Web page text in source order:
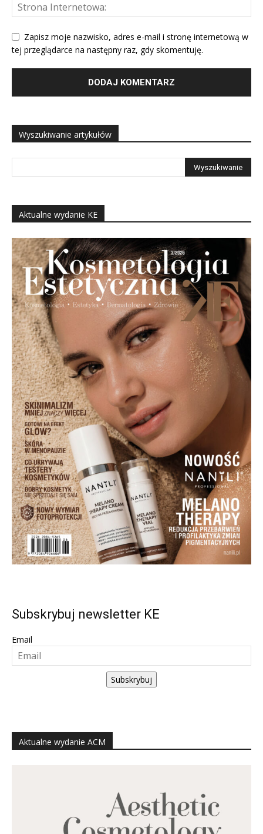
Zapisz moje nazwisko, adres e-mail i stronę internetową w
tej przeglądarce na następny raz, gdy skomentuję.
Wyszukiwanie artykułów
Aktualne wydanie KE
Subskrybuj newsletter KE
Email
Subskrybuj
Aktualne wydanie ACM